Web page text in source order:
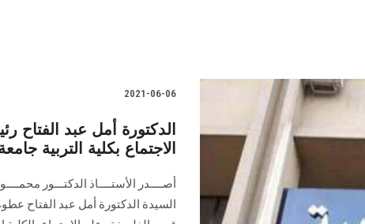
2021-06-06
الدكتورة أمل عبد
الاجتماع بكلية التربية
أصــــدر الأستــــاذ الدكتـــور
السيدة الدكتورة أمل عبد الفتاح